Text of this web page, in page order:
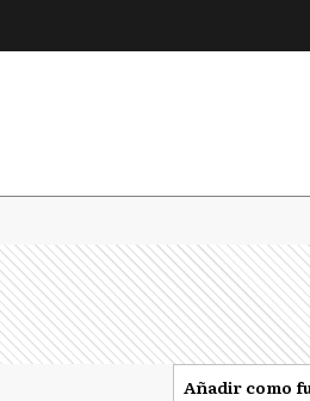
Añadir como